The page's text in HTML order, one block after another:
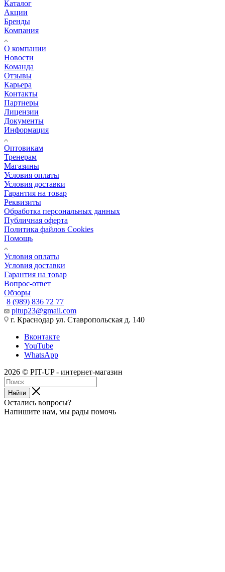
Каталог
Акции
Бренды
Компания
О компании
Новости
Команда
Отзывы
Карьера
Контакты
Партнеры
Лицензии
Документы
Информация
Оптовикам
Тренерам
Магазины
Условия оплаты
Условия доставки
Гарантия на товар
Реквизиты
Обработка персональных данных
Публичная оферта
Политика файлов Cookies
Помощь
Условия оплаты
Условия доставки
Гарантия на товар
Вопрос-ответ
Обзоры
8 (989) 836 72 77
pitup23@gmail.com
г. Краснодар ул. Ставропольская д. 140
Вконтакте
YouTube
WhatsApp
2026 © PIT-UP - интернет-магазин
Найти
Остались вопросы?
Напишите нам, мы рады помочь